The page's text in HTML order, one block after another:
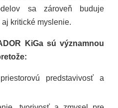
sa zároveň buduje
kritické myslenie.
KiGa sú významnou
predstavivosť a